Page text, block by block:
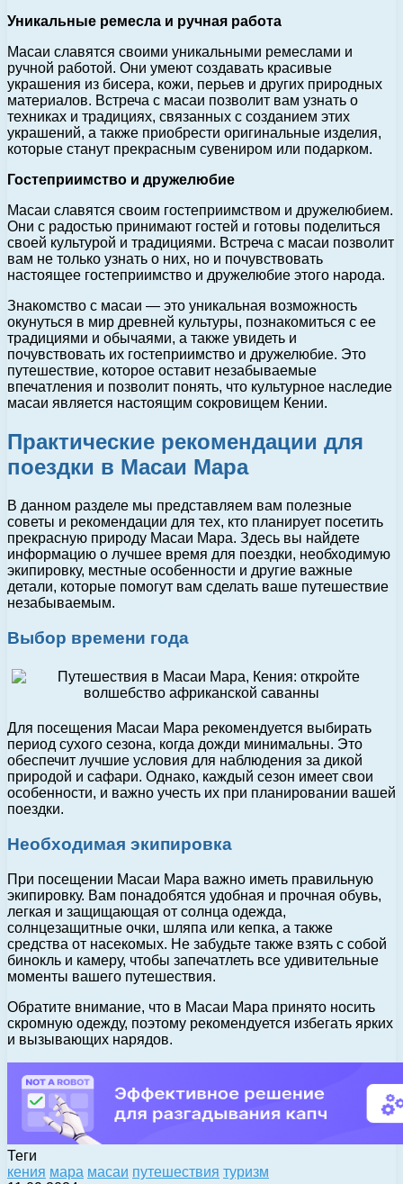
Уникальные ремесла и ручная работа
Масаи славятся своими уникальными ремеслами и
ручной работой. Они умеют создавать красивые
украшения из бисера, кожи, перьев и других природных
материалов. Встреча с масаи позволит вам узнать о
техниках и традициях, связанных с созданием этих
украшений, а также приобрести оригинальные изделия,
которые станут прекрасным сувениром или подарком.
Гостеприимство и дружелюбие
Масаи славятся своим гостеприимством и дружелюбием.
Они с радостью принимают гостей и готовы поделиться
своей культурой и традициями. Встреча с масаи позволит
вам не только узнать о них, но и почувствовать
настоящее гостеприимство и дружелюбие этого народа.
Знакомство с масаи — это уникальная возможность
окунуться в мир древней культуры, познакомиться с ее
традициями и обычаями, а также увидеть и
почувствовать их гостеприимство и дружелюбие. Это
путешествие, которое оставит незабываемые
впечатления и позволит понять, что культурное наследие
масаи является настоящим сокровищем Кении.
Практические рекомендации для
поездки в Масаи Мара
В данном разделе мы представляем вам полезные
советы и рекомендации для тех, кто планирует посетить
прекрасную природу Масаи Мара. Здесь вы найдете
информацию о лучшее время для поездки, необходимую
экипировку, местные особенности и другие важные
детали, которые помогут вам сделать ваше путешествие
незабываемым.
Выбор времени года
Для посещения Масаи Мара рекомендуется выбирать
период сухого сезона, когда дожди минимальны. Это
обеспечит лучшие условия для наблюдения за дикой
природой и сафари. Однако, каждый сезон имеет свои
особенности, и важно учесть их при планировании вашей
поездки.
Необходимая экипировка
При посещении Масаи Мара важно иметь правильную
экипировку. Вам понадобятся удобная и прочная обувь,
легкая и защищающая от солнца одежда,
солнцезащитные очки, шляпа или кепка, а также
средства от насекомых. Не забудьте также взять с собой
бинокль и камеру, чтобы запечатлеть все удивительные
моменты вашего путешествия.
Обратите внимание, что в Масаи Мара принято носить
скромную одежду, поэтому рекомендуется избегать ярких
и вызывающих нарядов.
Теги
кения мара масаи путешествия туризм